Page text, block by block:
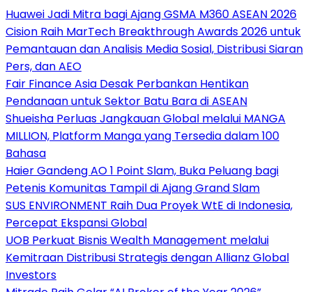
Huawei Jadi Mitra bagi Ajang GSMA M360 ASEAN 2026
Cision Raih MarTech Breakthrough Awards 2026 untuk
Pemantauan dan Analisis Media Sosial, Distribusi Siaran
Pers, dan AEO
Fair Finance Asia Desak Perbankan Hentikan
Pendanaan untuk Sektor Batu Bara di ASEAN
Shueisha Perluas Jangkauan Global melalui MANGA
MILLION, Platform Manga yang Tersedia dalam 100
Bahasa
Haier Gandeng AO 1 Point Slam, Buka Peluang bagi
Petenis Komunitas Tampil di Ajang Grand Slam
SUS ENVIRONMENT Raih Dua Proyek WtE di Indonesia,
Percepat Ekspansi Global
UOB Perkuat Bisnis Wealth Management melalui
Kemitraan Distribusi Strategis dengan Allianz Global
Investors